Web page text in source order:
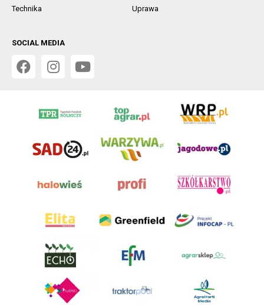
Technika
Uprawa
SOCIAL MEDIA